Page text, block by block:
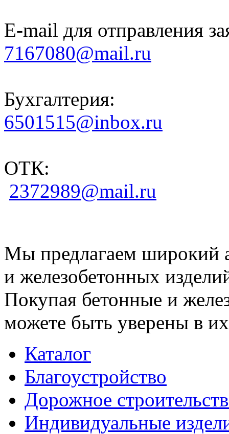
E-mail для отправления
7167080@mail.ru
Бухгалтерия:
6501515@inbox.ru
ОТК:
2372989@mail.ru
Мы предлагаем широкий
и железобетонных
Покупая бетонные и
можете быть уверены в их
Каталог
Благоустройство
Дорожное
Индивидуальные